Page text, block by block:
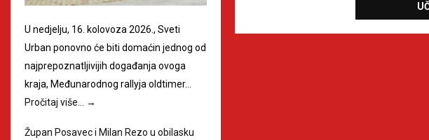
U nedjelju, 16. kolovoza 2026., Sveti
Urban ponovno će biti domaćin jednog od
najprepoznatljivijih događanja ovoga
kraja, Međunarodnog rallyja oldtimer…
Pročitaj više…
→
Župan Posavec i Milan Rezo u obilasku